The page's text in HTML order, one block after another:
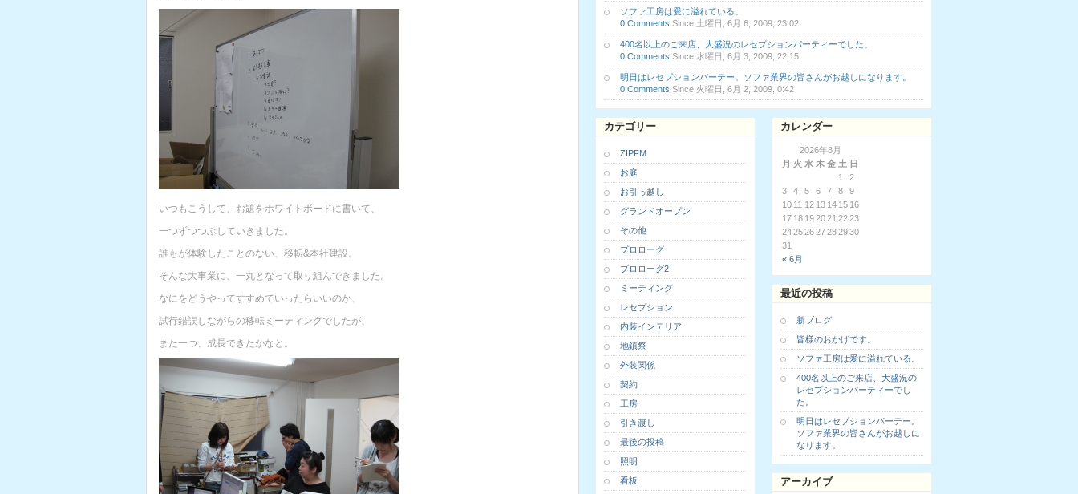
いつもこうして、お題をホワイトボードに書いて、
一つずつつぶしていきました。
誰もが体験したことのない、移転&本社建設。
そんな大事業に、一丸となって取り組んできました。
なにをどうやってすすめていったらいいのか、
試行錯誤しながらの移転ミーティングでしたが、
また一つ、成長できたかなと。
ソファ工房は愛に溢れている。
0 Comments Since 土曜日, 6月 6, 2009, 23:02
400名以上のご来店、大盛況のレセプションパーティーでした。
0 Comments Since 水曜日, 6月 3, 2009, 22:15
明日はレセプションパーテー。ソファ業界の皆さんがお越しになります。
0 Comments Since 火曜日, 6月 2, 2009, 0:42
カテゴリー
ZIPFM
お庭
お引っ越し
グランドオープン
その他
プロローグ
プロローグ2
ミーティング
レセプション
内装インテリア
地鎮祭
外装関係
契約
工房
引き渡し
最後の投稿
照明
看板
カレンダー
2026年8月
月 火 水 木 金 土 日
« 6月
1
2
3
4 5 6 7 8
9
10 11 12 13 14 15 16
17 18 192021 2223
24252627282930
31
最近の投稿
新ブログ
皆様のおかげです。
ソファ工房は愛に溢れている。
400名以上のご来店、大盛況の
レセプションパーティーでし
た。
明日はレセプションパーテー。
ソファ業界の皆さんがお越しに
なります。
アーカイブ